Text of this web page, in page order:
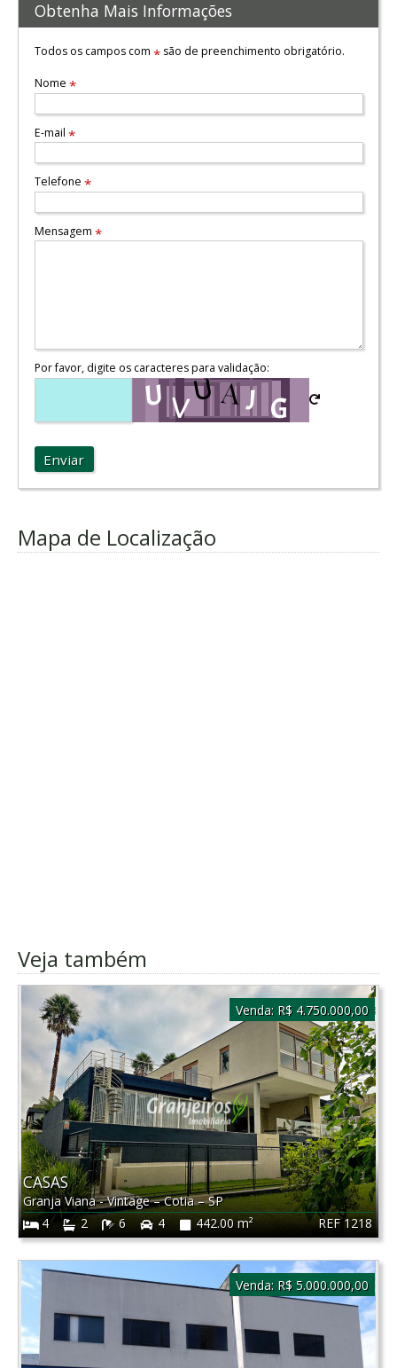
Obtenha Mais Informações
Todos os campos com *são de preenchimento obrigatório.
Nome *
E-mail *
Telefone *
Mensagem *
Por favor, digite os caracteres para validação:
Enviar
Mapa de Localização
Veja também
REF 1218
CASAS
Granja Viana - Vintage–Cotia–SP
4
2 6 4 442.00 m²
Venda: R$ 4.750.000,00
Venda: R$ 5.000.000,00